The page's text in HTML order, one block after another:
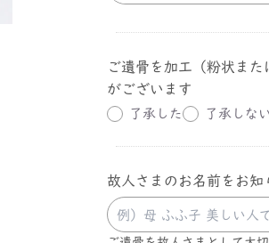
ご遺骨を加工（粉状ま
がございます
了承した 了承しない
故人さまのお名前をお知